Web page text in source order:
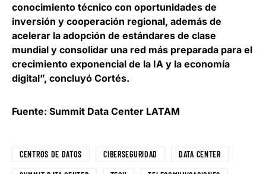
conocimiento técnico con oportunidades de
inversión y cooperación regional, además de
acelerar la adopción de estándares de clase
mundial y consolidar una red más preparada para el
crecimiento exponencial de la IA y la economía
digital”, concluyó Cortés.
Fuente: Summit Data Center LATAM
CENTROS DE DATOS CIBERSEGURIDAD DATA CENTER